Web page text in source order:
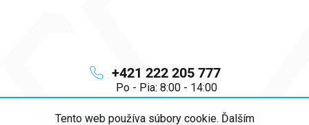
Tento web používa súbory cookie. Ďalším
+421 222 205 777
Po - Pia: 8:00 - 14:00